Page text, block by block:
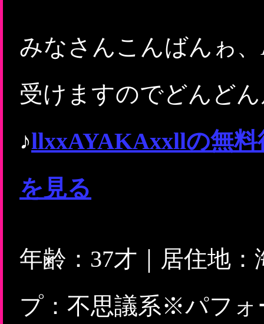
みなさんこんばんゎ
受けますのでどんど
♪llxxAYAKAxxllの無
を見る
年齢：37才｜居住地
プ：不思議系※パフォ